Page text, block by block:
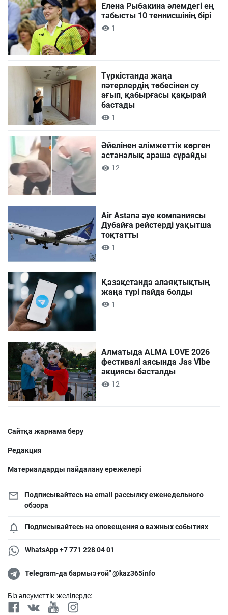
Елена Рыбакина әлемдегі ең
табысты 10 теннисшінің бірі
1
Түркістанда жаңа
пәтерлердің төбесінен су
ағып, қабырғасы қақырай
бастады
1
Әйелінен әлімжеттік көрген
астаналық араша сұрайды
12
Air Astana әуе компаниясы
Дубайға рейстерді уақытша
тоқтатты
1
Қазақстанда алаяқтықтың
жаңа түрі пайда болды
1
Алматыда ALMA LOVE 2026
фестивалі аясында Jas Vibe
акциясы басталды
12
Сайтқа жарнама беру
Редакция
Материалдарды пайдалану ережелері
Подписывайтесь на email рассылку еженедельного
обзора
Подписывайтесь на оповещения о важных событиях
WhatsApp +7 771 228 04 01
Telegram-да бармыз ғой" @kaz365info
Біз әлеуметтік желілерде: